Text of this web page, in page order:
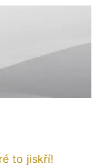
to jiskří!